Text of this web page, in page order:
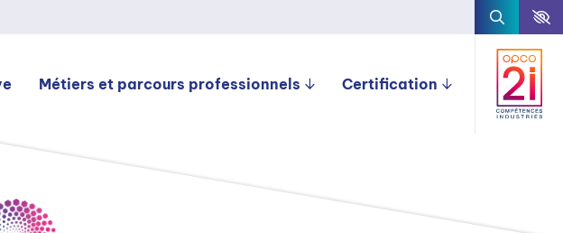
Métiers et parcours professionnels Certification